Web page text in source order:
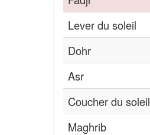
Lever du soleil
Dohr
Asr
Coucher du soleil
Maghrib